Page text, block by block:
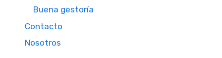
Buena gestoría
Contacto
Nosotros